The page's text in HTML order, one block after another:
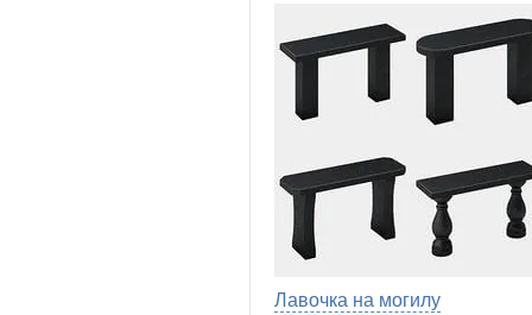
Лавочка на могилу